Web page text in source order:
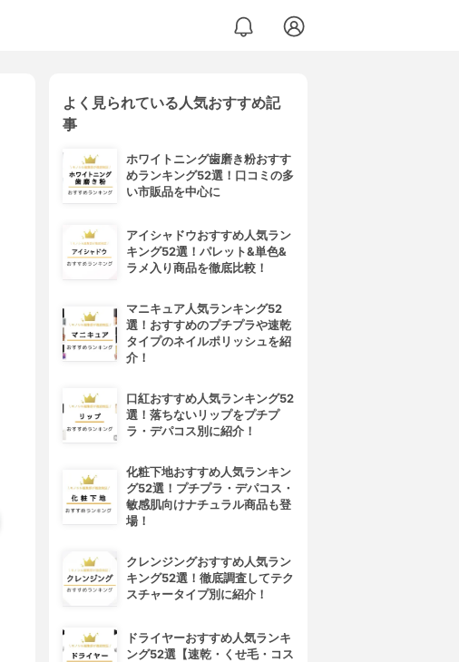
よく見られている人気おすすめ記
事
ホワイトニング歯磨き粉おすす
めランキング52選！口コミの多
い市販品を中心に
アイシャドウおすすめ人気ラン
キング52選！パレット&単色&
ラメ入り商品を徹底比較！
マニキュア人気ランキング52
選！おすすめのプチプラや速乾
タイプのネイルポリッシュを紹
介！
口紅おすすめ人気ランキング52
選！落ちないリップをプチプ
ラ・デパコス別に紹介！
化粧下地おすすめ人気ランキン
グ52選！プチプラ・デパコス・
敏感肌向けナチュラル商品も登
場！
クレンジングおすすめ人気ラン
キング52選！徹底調査してテク
スチャータイプ別に紹介！
ドライヤーおすすめ人気ランキ
ング52選【速乾・くせ毛・コス